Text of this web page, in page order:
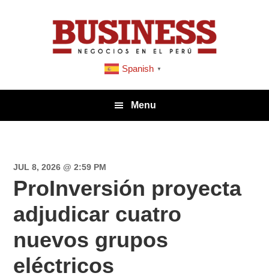
Spanish ▼
Menu
JUL 8, 2026 @ 2:59 PM
ProInversión proyecta
adjudicar cuatro
nuevos grupos
eléctricos